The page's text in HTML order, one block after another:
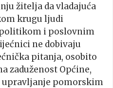
žitelja da vladajuća
krugu ljudi
i poslovnim
ne dobivaju
pitanja, osobito
zaduženost Općine,
pomorskim